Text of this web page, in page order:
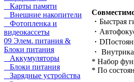
Карты памяти
Внешние накопители
Фотопленка и
видеокассеты
09 Элем. питания &
Блоки питания
Аккумуляторы
Блоки питания
Зарядные устройства
・Быстрая
・
・
・
* Набор
* По